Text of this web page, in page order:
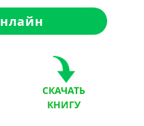
СКАЧАТЬ
КНИГУ